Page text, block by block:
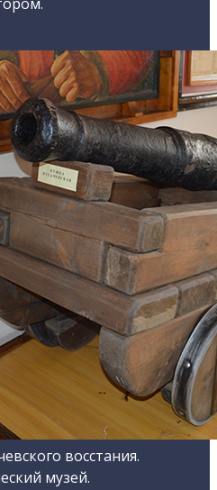
восстания.
музей.